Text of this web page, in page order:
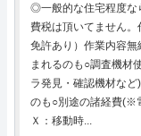
◎一般的な住宅程度
費税は頂いてません
免許あり）作業内容
まれるのも○調査機材
ラ発見・確認機材な
のも○別途の諸経費(※
Ｘ：移動時...